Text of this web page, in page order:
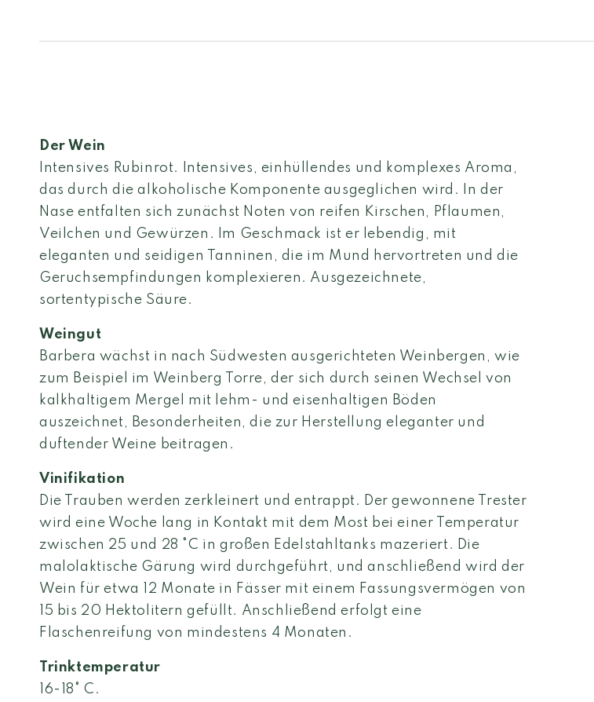
Der Wein
Intensives Rubinrot. Intensives, einhüllendes und komplexes Aroma,
das durch die alkoholische Komponente ausgeglichen wird. In der
Nase entfalten sich zunächst Noten von reifen Kirschen, Pflaumen,
Veilchen und Gewürzen. Im Geschmack ist er lebendig, mit
eleganten und seidigen Tanninen, die im Mund hervortreten und die
Geruchsempfindungen komplexieren. Ausgezeichnete,
sortentypische Säure.
Weingut
Barbera wächst in nach Südwesten ausgerichteten Weinbergen, wie
zum Beispiel im Weinberg Torre, der sich durch seinen Wechsel von
kalkhaltigem Mergel mit lehm- und eisenhaltigen Böden
auszeichnet, Besonderheiten, die zur Herstellung eleganter und
duftender Weine beitragen.
Vinifikation
Die Trauben werden zerkleinert und entrappt. Der gewonnene Trester
wird eine Woche lang in Kontakt mit dem Most bei einer Temperatur
zwischen 25 und 28 °C in großen Edelstahltanks mazeriert. Die
malolaktische Gärung wird durchgeführt, und anschließend wird der
Wein für etwa 12 Monate in Fässer mit einem Fassungsvermögen von
15 bis 20 Hektolitern gefüllt. Anschließend erfolgt eine
Flaschenreifung von mindestens 4 Monaten.
Trinktemperatur
16-18° C.